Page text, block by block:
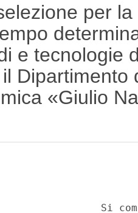
per
e tecnologie
Dipartimento
«Giulio